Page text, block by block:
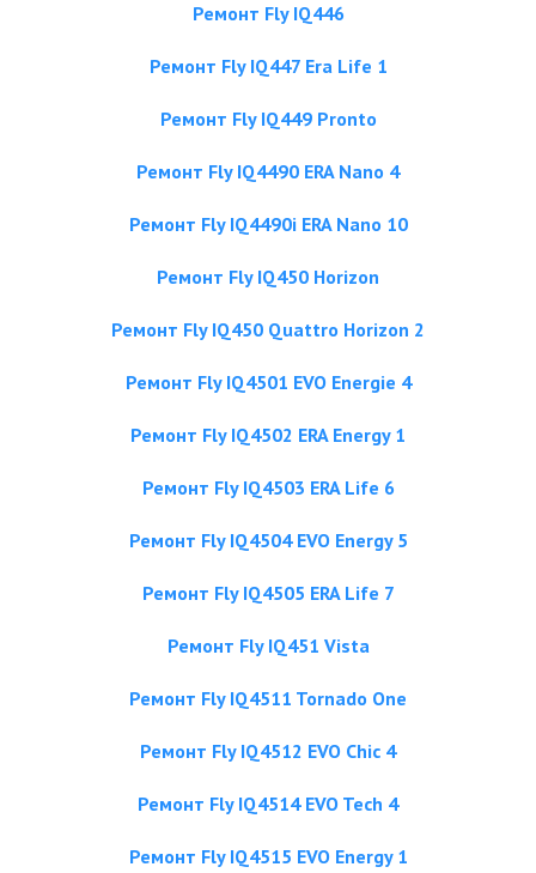
Ремонт Fly IQ446
Ремонт Fly IQ447 Era Life 1
Ремонт Fly IQ449 Pronto
Ремонт Fly IQ4490 ERA Nano 4
Ремонт Fly IQ4490i ERA Nano 10
Ремонт Fly IQ450 Horizon
Ремонт Fly IQ450 Quattro Horizon 2
Ремонт Fly IQ4501 EVO Energie 4
Ремонт Fly IQ4502 ERA Energy 1
Ремонт Fly IQ4503 ERA Life 6
Ремонт Fly IQ4504 EVO Energy 5
Ремонт Fly IQ4505 ERA Life 7
Ремонт Fly IQ451 Vista
Ремонт Fly IQ4511 Tornado One
Ремонт Fly IQ4512 EVO Chic 4
Ремонт Fly IQ4514 EVO Tech 4
Ремонт Fly IQ4515 EVO Energy 1